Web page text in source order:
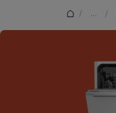
/ ... /